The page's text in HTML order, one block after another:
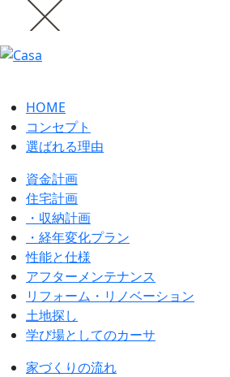
HOME
コンセプト
選ばれる理由
資金計画
住宅計画
・収納計画
・経年変化プラン
性能と仕様
アフターメンテナンス
リフォーム・リノベーション
土地探し
学び場としてのカーサ
家づくりの流れ